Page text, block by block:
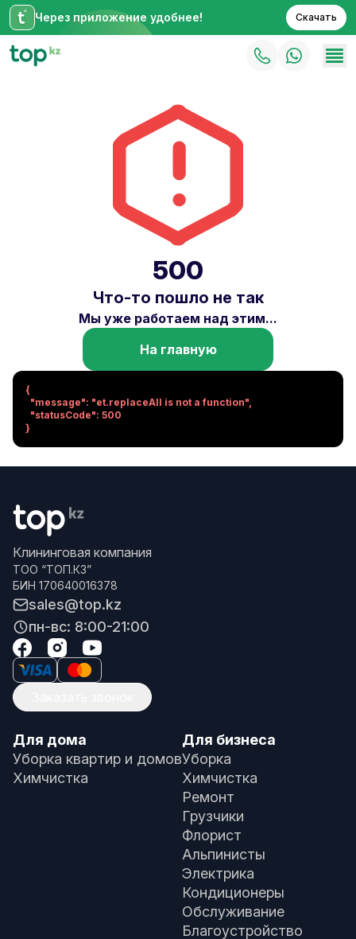
Через приложение удобнее! Скачать
500
Что-то пошло не так
Мы уже работаем над этим...
На главную
{
}
Клининговая компания
ТОО “ТОП.КЗ”
БИН 170640016378
sales@top.kz
пн-вс: 8:00-21:00
Для дома
Уборка квартир и домов
Химчистка
Для бизнеса
Уборка
Химчистка
Ремонт
Грузчики
Флорист
Альпинисты
Электрика
Кондиционеры
Обслуживание
Благоустройство